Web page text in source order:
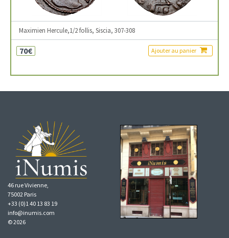
Maximien Hercule,1/2 follis, Siscia, 307-308
70€ Ajouter au panier
46 rue Vivienne,
75002 Paris
+33 (0)1 40 13 83 19
info@inumis.com
© 2026